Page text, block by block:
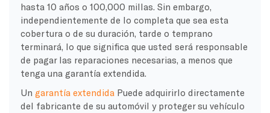
hasta 10 años o 100,000 millas. Sin embargo,
independientemente de lo completa que sea esta
cobertura o de su duración, tarde o temprano
terminará, lo que significa que usted será responsable
de pagar las reparaciones necesarias, a menos que
tenga una garantía extendida.
Un garantía extendidaPuede adquirirlo directamente
del fabricante de su automóvil y proteger su vehículo